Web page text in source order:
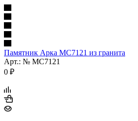
Памятник Арка МС7121 из гранита
Арт.: № МС7121
0 ₽